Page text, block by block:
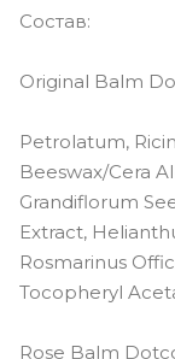
Состав:
Original Balm
Petrolatum,
Beeswax/Cera
Grandiflorum
Extract,
Rosmarinus
Tocopheryl
Rose Balm